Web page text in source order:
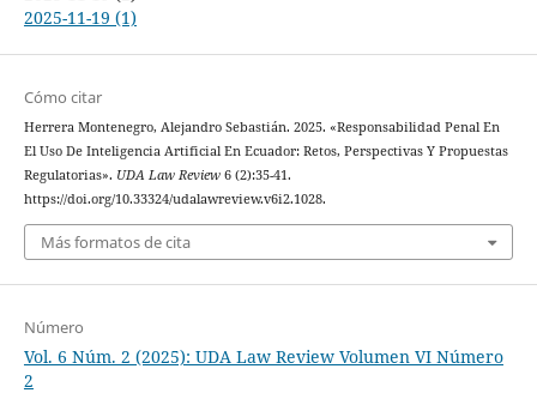
2025-11-19 (1)
Cómo citar
Herrera Montenegro, Alejandro Sebastián. 2025. «Responsabilidad Penal En
El Uso De Inteligencia Artificial En Ecuador: Retos, Perspectivas Y Propuestas
Regulatorias». UDA Law Review6 (2):35-41.
https://doi.org/10.33324/udalawreview.v6i2.1028.
Más formatos de cita
Número
Vol. 6 Núm. 2 (2025): UDA Law Review Volumen VI Número
2